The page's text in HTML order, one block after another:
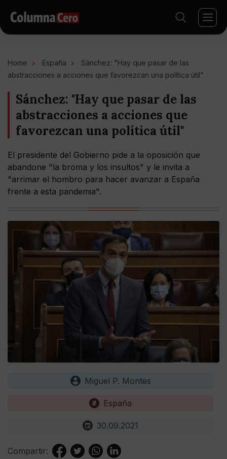
Home España
Sánchez: "Hay que pasar de las
abstracciones a acciones que favorezcan una política útil"
Sánchez: "Hay que pasar de las
abstracciones a acciones que
favorezcan una política útil"
El presidente del Gobierno pide a la oposición que
abandone "la broma y los insultos" y le invita a
"arrimar el hombro para hacer avanzar a España
frente a esta pandemia".
Miguel P. Montes
España
30.09.2021
Compartir: